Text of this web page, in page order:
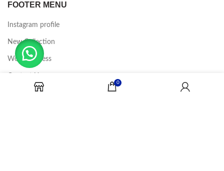
FOOTER MENU
Instagram profile
New Collection
Woman Dress
Latest News
0